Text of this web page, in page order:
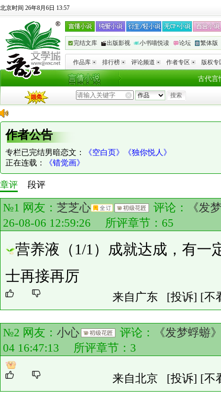
北京时间 26年8月6日 13:57
完结文库 出版影视 小书喵悦读 论坛 繁体版
作品库 排行榜 评论频道 作者专区 版权专
古代言
作者公告
专栏已完结男暗恋文： 《空白页》
《独你悦人》
正在连载：
《错觉画》
章评 段评
№1 网友： 芝芝心 评论：
《发
26-08-06 12:59:26 所评章节： 65
营养液（1/1）成就达成，有一
士再接再厉
来自广东 [投诉] [不
№2 网友： 小心 评论：
《发梦蜉蝣
04 16:47:13 所评章节： 3
来自北京 [投诉] [不